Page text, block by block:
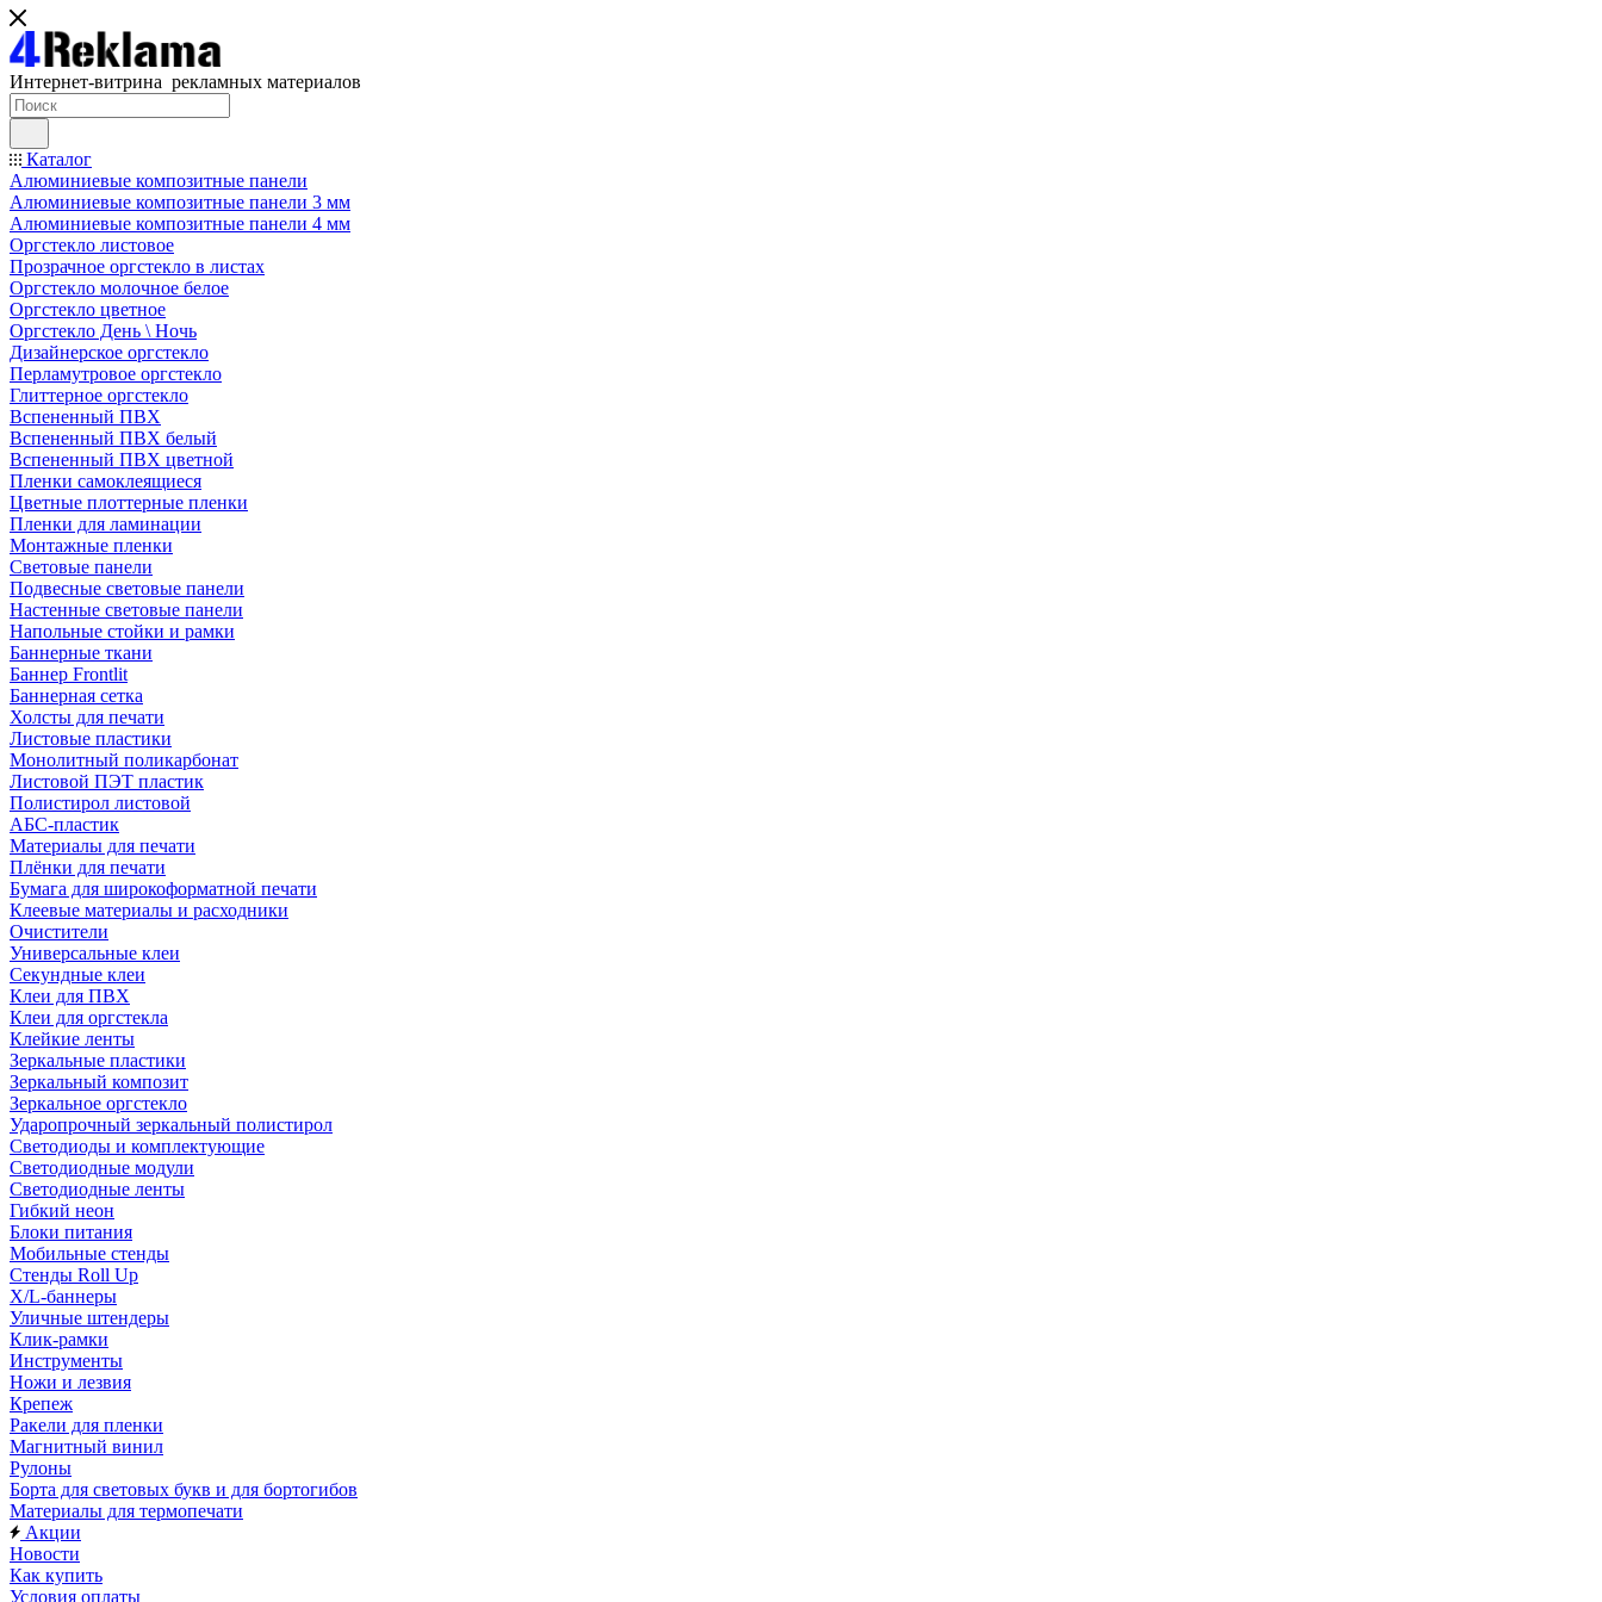
Интернет-витрина рекламных материалов
Каталог
Алюминиевые композитные панели
Алюминиевые композитные панели 3 мм
Алюминиевые композитные панели 4 мм
Оргстекло листовое
Прозрачное оргстекло в листах
Оргстекло молочное белое
Оргстекло цветное
Оргстекло День \ Ночь
Дизайнерское оргстекло
Перламутровое оргстекло
Глиттерное оргстекло
Вспененный ПВХ
Вспененный ПВХ белый
Вспененный ПВХ цветной
Пленки самоклеящиеся
Цветные плоттерные пленки
Пленки для ламинации
Монтажные пленки
Световые панели
Подвесные световые панели
Настенные световые панели
Напольные стойки и рамки
Баннерные ткани
Баннер Frontlit
Баннерная сетка
Холсты для печати
Листовые пластики
Монолитный поликарбонат
Листовой ПЭТ пластик
Полистирол листовой
АБС-пластик
Материалы для печати
Плёнки для печати
Бумага для широкоформатной печати
Клеевые материалы и расходники
Очистители
Универсальные клеи
Секундные клеи
Клеи для ПВХ
Клеи для оргстекла
Клейкие ленты
Зеркальные пластики
Зеркальный композит
Зеркальное оргстекло
Ударопрочный зеркальный полистирол
Светодиоды и комплектующие
Светодиодные модули
Светодиодные ленты
Гибкий неон
Блоки питания
Мобильные стенды
Стенды Roll Up
X/L-баннеры
Уличные штендеры
Клик-рамки
Инструменты
Ножи и лезвия
Крепеж
Ракели для пленки
Магнитный винил
Рулоны
Борта для световых букв и для бортогибов
Материалы для термопечати
Акции
Новости
Как купить
Условия оплаты